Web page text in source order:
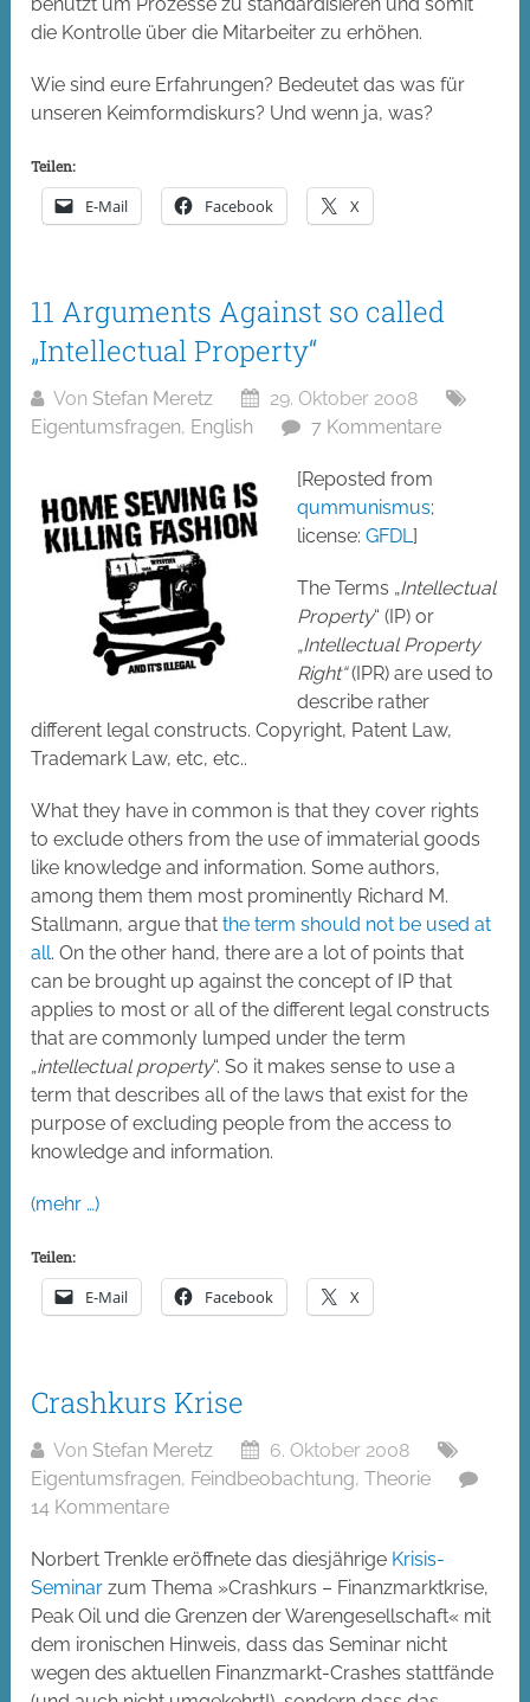
benutzt um Prozesse zu standardisieren und somit
die Kontrolle über die Mitarbeiter zu erhöhen.
Wie sind eure Erfahrungen? Bedeutet das was für
unseren Keimformdiskurs? Und wenn ja, was?
Teilen:
E-Mail Facebook X
11 Arguments Against so called
„Intellectual Property“
Von Stefan Meretz
29. Oktober 2008
Eigentumsfragen, English 7 Kommentare
[Reposted from
qummunismus;
license:GFDL]
The Terms „Intellectual
Property“ (IP) or
„Intellectual Property
Right“(IPR) are used to
describe rather
different legal constructs. Copyright, Patent Law,
Trademark Law, etc, etc..
What they have in common is that they cover rights
to exclude others from the use of immaterial goods
like knowledge and information. Some authors,
among them them most prominently Richard M.
Stallmann, argue thatthe term should not be used at
all. On the other hand, there are a lot of points that
can be brought up against the concept of IP that
applies to most or all of the different legal constructs
that are commonly lumped under the term
„intellectual property“. So it makes sense to use a
term that describes all of the laws that exist for the
purpose of excluding people from the access to
knowledge and information.
(mehr …)
Teilen:
E-Mail Facebook X
Crashkurs Krise
Von Stefan Meretz
6. Oktober 2008
Eigentumsfragen, Feindbeobachtung,Theorie
14 Kommentare
Norbert Trenkle eröffnete das diesjährige Krisis-
Seminar zum Thema »Crashkurs – Finanzmarktkrise,
Peak Oil und die Grenzen der Warengesellschaft« mit
dem ironischen Hinweis, dass das Seminar nicht
wegen des aktuellen Finanzmarkt-Crashes stattfände